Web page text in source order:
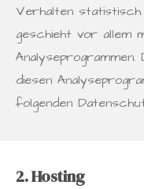
Verhalten
geschieht vor allem
diesen
folgenden
2. Hosting